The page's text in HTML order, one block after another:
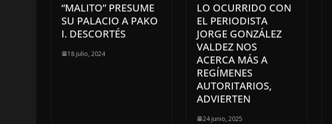
“MALITO” PRESUME
SU PALACIO A PAKO
I. DESCORTÉS
18 julio, 2024
LO OCURRIDO CON
EL PERIODISTA
JORGE GONZÁLEZ
VALDEZ NOS
ACERCA MÁS A
REGÍMENES
AUTORITARIOS,
ADVIERTEN
24 junio, 2025